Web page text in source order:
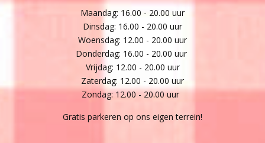
Maandag: 16.00 - 20.00 uur
Dinsdag: 16.00 - 20.00 uur
Woensdag: 12.00 - 20.00 uur
Donderdag: 16.00 - 20.00 uur
Vrijdag: 12.00 - 20.00 uur
Zaterdag: 12.00 - 20.00 uur
Zondag: 12.00 - 20.00 uur
Gratis parkeren op ons eigen terrein!